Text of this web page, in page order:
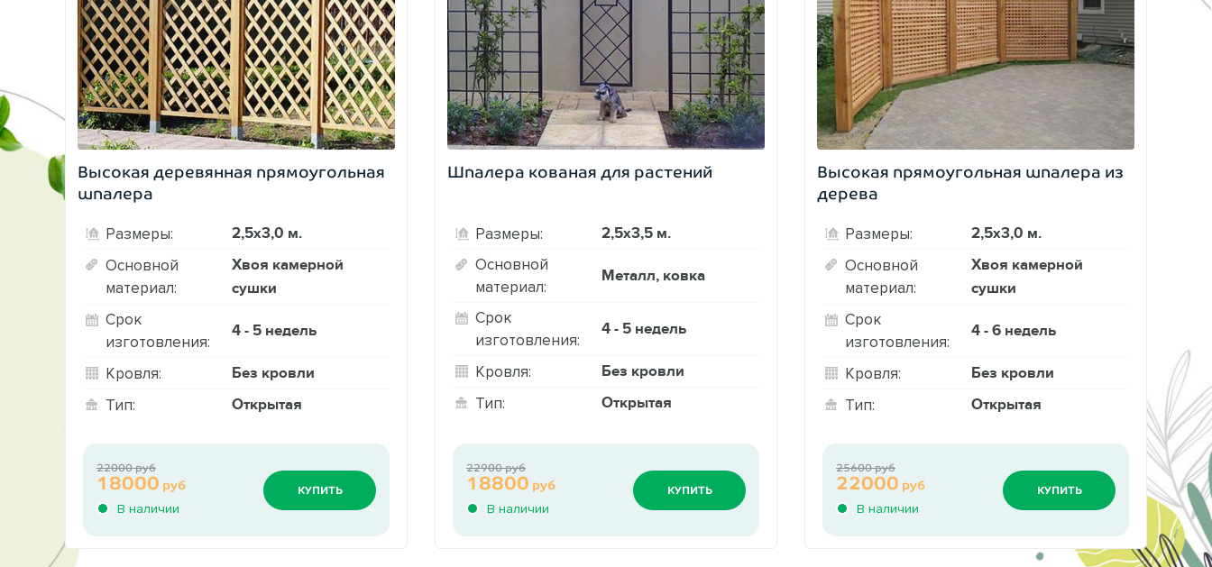
Высокая деревянная прямоугольная
шпалера
Размеры: 2,5х3,0 м.
Основной
материал:
Хвоя камерной
сушки
Срок
изготовления:
4 - 5 недель
Кровля: Без кровли
Тип: Открытая
В наличии
18000 руб
22000 руб
КУПИТЬ
Шпалера кованая для растений
Размеры: 2,5х3,5 м.
Основной
материал:
Металл, ковка
Срок
изготовления:
4 - 5 недель
Кровля: Без кровли
Тип: Открытая
В наличии
18800 руб
22900 руб
КУПИТЬ
Высокая прямоугольная шпалера из
дерева
Размеры: 2,5х3,0 м.
Основной
материал:
Хвоя камерной
сушки
Срок
изготовления:
4 - 6 недель
Кровля: Без кровли
Тип: Открытая
В наличии
22000 руб
25600 руб
КУПИТЬ